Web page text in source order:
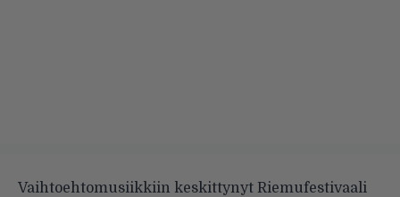
Vaihtoehtomusiikkiin keskittynyt Riemufestivaali